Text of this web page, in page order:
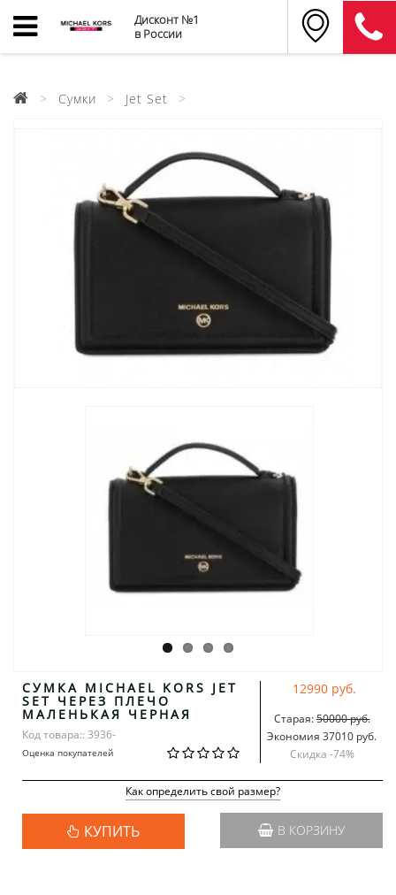
Дисконт №1
в России
Сумки Jet Set
СУМКА MICHAEL KORS JET
SET ЧЕРЕЗ ПЛЕЧО
МАЛЕНЬКАЯ ЧЕРНАЯ
Код товара:: 3936-
Оценка покупателей
12990 руб.
Старая:50000 руб.
Экономия 37010 руб.
Скидка -74%
Как определить свой размер?
КУПИТЬ В КОРЗИНУ